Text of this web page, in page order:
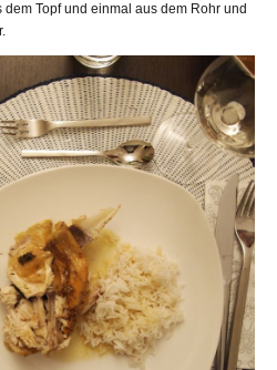
Topf und einmal aus dem Rohr und